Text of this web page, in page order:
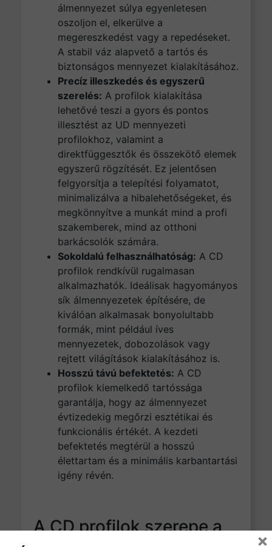
álmennyezet súlya egyenletesen
oszoljon el, elkerülve a
megereszkedést vagy a repedéseket.
A stabil váz alapvető a tartós és
biztonságos mennyezet kialakításához.
Precíz illeszkedés és egyszerű
szerelés: A profilok kialakítása
lehetővé teszi a gyors és pontos
illesztést az UD mennyezeti
profilokhoz, valamint a
direktfüggesztők és összekötő elemek
egyszerű rögzítését. Ez jelentősen
felgyorsítja a telepítési folyamatot,
minimalizálva a hibalehetőségeket, és
megkönnyítve a munkát mind a profi
szakemberek, mind az otthoni
barkácsolók számára.
Sokoldalú felhasználhatóság: A CD
profilok rendkívül rugalmasan
alkalmazhatók. Ideálisak hagyományos
sík álmennyezetek építésére, de
kiválóan alkalmasak bonyolultabb
formák, mint például íves
mennyezetek, dobozolások vagy
rejtett világítások kialakításához is.
Hosszú távú befektetés: A CD
profilok kiemelkedő tartóssága
garantálja, hogy az álmennyezet
évtizedekig megőrzi esztétikai és
funkcionális értékét. A kezdeti
befektetés megtérül a hosszú
élettartam és a minimális karbantartási
igény révén.
A CD profilok szerepe a
×